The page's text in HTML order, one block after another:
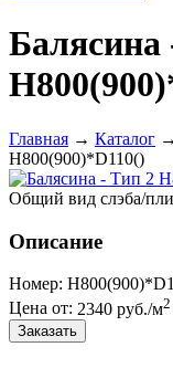
Балясина
Главная → Каталог →
Н800(900)*D110()
Общий вид слэба/
Описание
Номер:
Цена от: 2340 руб./м2